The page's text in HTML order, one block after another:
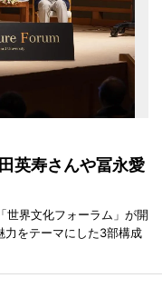
英寿さんや冨永愛
世界文化フォーラム」が開
力をテーマにした3部構成